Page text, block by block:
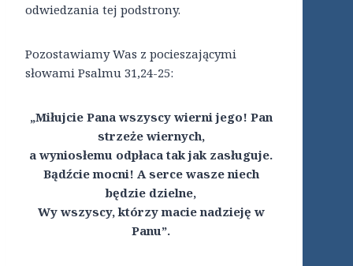
odwiedzania tej podstrony.
Pozostawiamy Was z pocieszającymi
słowami Psalmu 31,24-25:
„Miłujcie Pana wszyscy wierni jego! Pan
strzeże wiernych,
a wyniosłemu odpłaca tak jak zasługuje.
Bądźcie mocni! A serce wasze niech
będzie dzielne,
Wy wszyscy, którzy macie nadzieję w
Panu”.